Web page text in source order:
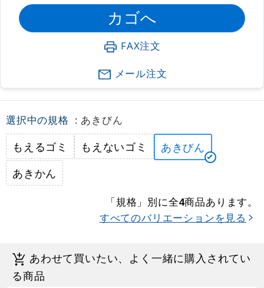
FAX注文
メール注文
選択中の規格 : あきびん
もえるゴミ もえないゴミ
あきびん
あきかん
「規格」別に全4商品あります。
すべてのバリエーションを見る
あわせて買いたい、よく一緒に購入されてい
る商品